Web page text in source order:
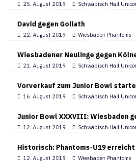
25. August 2019 Schwäbisch Hall
David gegen Goliath
22. August 2019 Wiesbaden Phantoms
Wiesbadener Neulinge gegen
21. August 2019 Schwäbisch Hall
Vorverkauf zum Junior Bowl
16. August 2019 Schwäbisch Hall
Junior Bowl XXXVIII: Wiesbaden
12. August 2019 Schwäbisch Hall
Historisch: Phantoms-U19
12. August 2019 Wiesbaden Phantoms